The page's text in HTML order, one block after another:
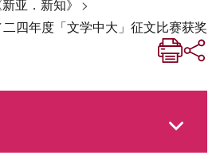
新亚．新知》 >
四年度「文学中大」征文比赛获奖